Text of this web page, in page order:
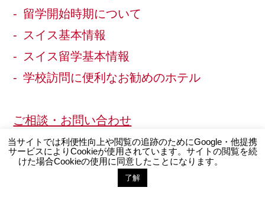
留学開始時期について
スイス基本情報
スイス留学基本情報
学校訪問に便利なお勧めのホテル
ご相談・お問い合わせ
お問い合わせ
カウンセリング
説明会・個別面談スケジュール
当サイトでは利便性向上や閲覧の追跡のためにGoogle・他提携
サービスによりCookieが使用されています。サイトの閲覧を続
けた場合Cookieの使用に同意したことになります。
了解